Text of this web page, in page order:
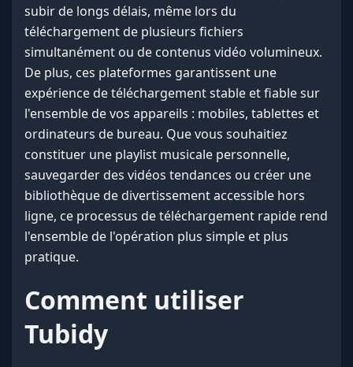
subir de longs délais, même lors du
téléchargement de plusieurs fichiers
simultanément ou de contenus vidéo volumineux.
De plus, ces plateformes garantissent une
expérience de téléchargement stable et fiable sur
l'ensemble de vos appareils : mobiles, tablettes et
ordinateurs de bureau. Que vous souhaitiez
constituer une playlist musicale personnelle,
sauvegarder des vidéos tendances ou créer une
bibliothèque de divertissement accessible hors
ligne, ce processus de téléchargement rapide rend
l'ensemble de l'opération plus simple et plus
pratique.
Comment utiliser
Tubidy